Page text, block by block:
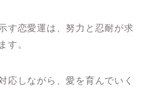
す恋愛運は、努力と忍耐が求
す。
応しながら、愛を育んでいく